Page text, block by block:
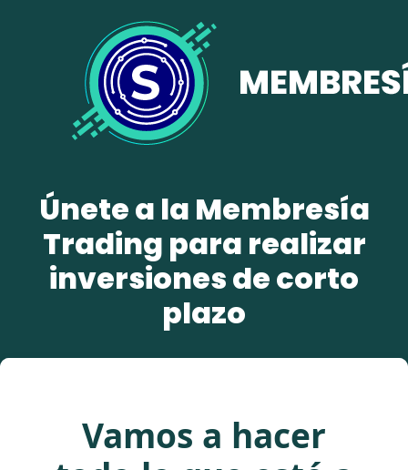
Únete a la Membresía
Trading para realizar
inversiones de corto
plazo
Vamos a hacer